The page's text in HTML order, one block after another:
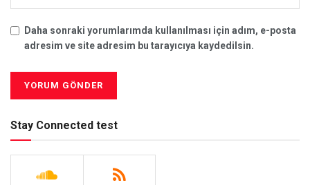
Daha sonraki yorumlarımda kullanılması için adım, e-posta
adresim ve site adresim bu tarayıcıya kaydedilsin.
Stay Connected test